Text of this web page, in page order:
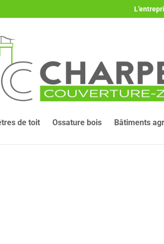
de toit Ossature bois Bâtiments